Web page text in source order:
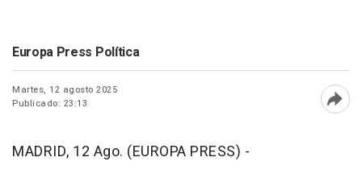
Europa Press Política
Martes, 12 agosto 2025
Publicado: 23:13
MADRID, 12 Ago. (EUROPA PRESS) -